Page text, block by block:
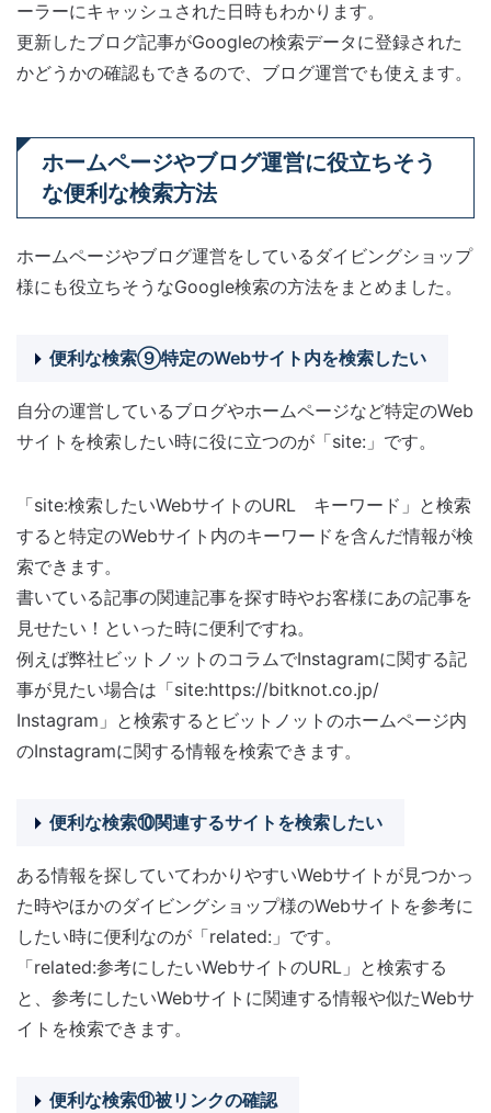
ーラーにキャッシュされた日時もわかります。
更新したブログ記事がGoogleの検索データに登録された
かどうかの確認もできるので、ブログ運営でも使えます。
ホームページやブログ運営に役立ちそう
な便利な検索方法
ホームページやブログ運営をしているダイビングショップ
様にも役立ちそうなGoogle検索の方法をまとめました。
便利な検索⑨特定のWebサイト内を検索したい
自分の運営しているブログやホームページなど特定のWeb
サイトを検索したい時に役に立つのが「site:」です。
「site:検索したいWebサイトのURL キーワード」と検索
すると特定のWebサイト内のキーワードを含んだ情報が検
索できます。
書いている記事の関連記事を探す時やお客様にあの記事を
見せたい！といった時に便利ですね。
例えば弊社ビットノットのコラムでInstagramに関する記
事が見たい場合は「site:https://bitknot.co.jp/
Instagram」と検索するとビットノットのホームページ内
のInstagramに関する情報を検索できます。
便利な検索⑩関連するサイトを検索したい
ある情報を探していてわかりやすいWebサイトが見つかっ
た時やほかのダイビングショップ様のWebサイトを参考に
したい時に便利なのが「related:」です。
「related:参考にしたいWebサイトのURL」と検索する
と、参考にしたいWebサイトに関連する情報や似たWebサ
イトを検索できます。
便利な検索⑪被リンクの確認